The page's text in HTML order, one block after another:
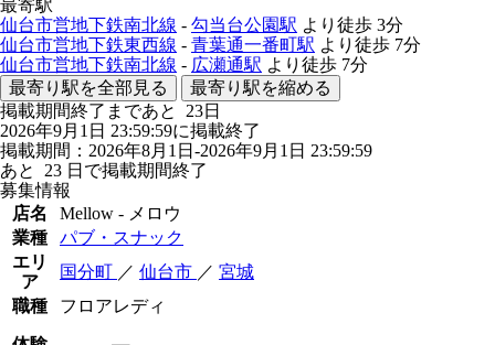
最寄駅
仙台市営地下鉄南北線 - 勾当台公園駅 より徒歩 3分
仙台市営地下鉄東西線 - 青葉通一番町駅 より徒歩 7分
仙台市営地下鉄南北線 - 広瀬通駅 より徒歩 7分
最寄り駅を全部見る
最寄り駅を縮める
掲載期間終了まであと 23日
2026年9月1日 23:59:59に掲載終了
掲載期間：2026年8月1日-2026年9月1日 23:59:59
あと 23 日で掲載期間終了
募集情報
店名
Mellow - メロウ
業種
パブ・スナック
エリ
ア
国分町 ／ 仙台市 ／ 宮城
職種
フロアレディ